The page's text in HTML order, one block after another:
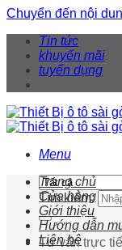
Chuyển đến nội
Tin tức
khuyến mãi
tuyển dụng
Menu
Tìm kiếm:
Tư vấn trực
Trang chủ
Cửa hàng
Giới thiệu
Hướng dẫn
Liên hệ